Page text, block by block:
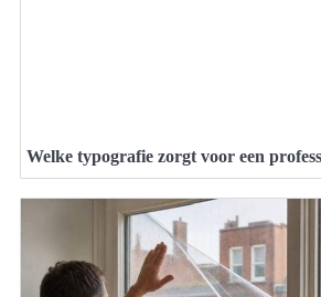
Welke typografie zorgt voor een